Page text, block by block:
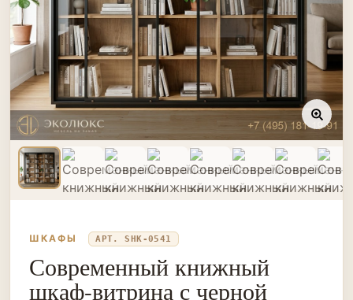
ШКАФЫ АРТ. SHK-0541
Современный книжный
шкаф-витрина с черной